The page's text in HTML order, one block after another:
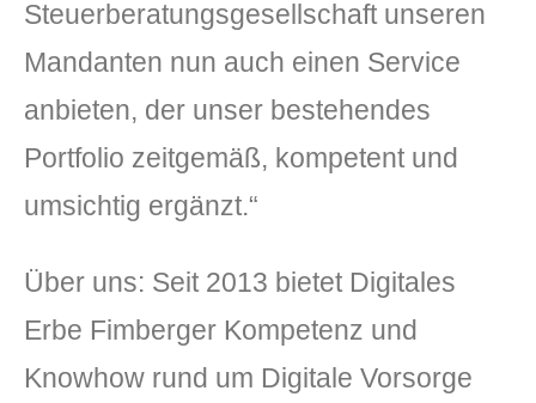
Steuerberatungsgesellschaft unseren
Mandanten nun auch einen Service
anbieten, der unser bestehendes
Portfolio zeitgemäß, kompetent und
umsichtig ergänzt.“
Über uns: Seit 2013 bietet Digitales
Erbe Fimberger Kompetenz und
Knowhow rund um Digitale Vorsorge